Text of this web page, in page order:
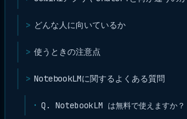
どんな人に向いているか
使うときの注意点
NotebookLMに関するよくある質問
Q. NotebookLM は無料で使えますか？